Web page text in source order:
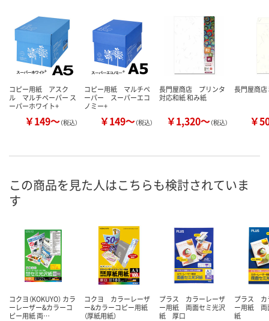
コピー用紙 アスク
ル マルチペーパー ス
ーパーホワイト+
￥149～（税込）
コピー用紙 マルチペ
ーパー スーパーエコ
ノミー+
￥149～（税込）
長門屋商店 プリンタ
対応和紙 和み紙
￥1,320～（税込）
長門屋商
￥
この商品を見た人はこちらも検討されていま
す
コクヨ（KOKUYO） カラ
ーレーザー&カラーコ
ピー用紙 両…
コクヨ カラーレーザ
ー&カラーコピー用紙
（厚紙用紙）
プラス カラーレーザ
ー用紙 両面セミ光沢
紙 厚口
プラス カ
ー用紙 両
紙